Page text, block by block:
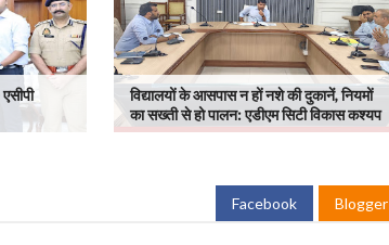
विद्यालयों के आसपास न हों नशे की दुकानें, नियमों
का सख्ती से हो पालन: एडीएम सिटी विकास कश्यप
Facebook Blogger